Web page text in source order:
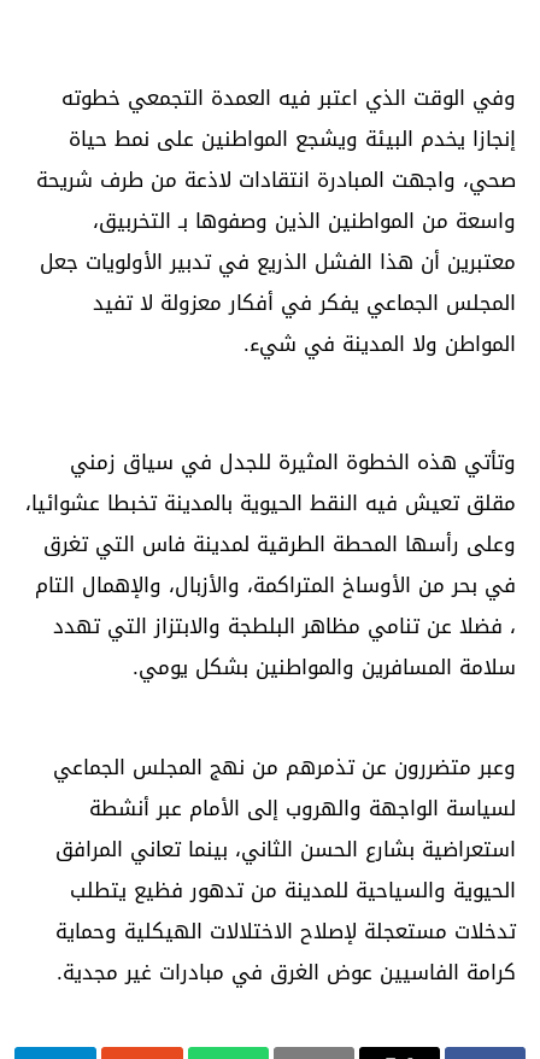
وفي الوقت الذي اعتبر فيه العمدة التجمعي خطوته
إنجازا يخدم البيئة ويشجع المواطنين على نمط حياة
صحي، واجهت المبادرة انتقادات لاذعة من طرف شريحة
واسعة من المواطنين الذين وصفوها بـ التخربيق،
معتبرين أن هذا الفشل الذريع في تدبير الأولويات جعل
المجلس الجماعي يفكر في أفكار معزولة لا تفيد
المواطن ولا المدينة في شيء.
وتأتي هذه الخطوة المثيرة للجدل في سياق زمني
مقلق تعيش فيه النقط الحيوية بالمدينة تخبطا عشوائيا،
وعلى رأسها المحطة الطرقية لمدينة فاس التي تغرق
في بحر من الأوساخ المتراكمة، والأزبال، والإهمال التام
، فضلا عن تنامي مظاهر البلطجة والابتزاز التي تهدد
سلامة المسافرين والمواطنين بشكل يومي.
وعبر متضررون عن تذمرهم من نهج المجلس الجماعي
لسياسة الواجهة والهروب إلى الأمام عبر أنشطة
استعراضية بشارع الحسن الثاني، بينما تعاني المرافق
الحيوية والسياحية للمدينة من تدهور فظيع يتطلب
تدخلات مستعجلة لإصلاح الاختلالات الهيكلية وحماية
كرامة الفاسيين عوض الغرق في مبادرات غير مجدية.